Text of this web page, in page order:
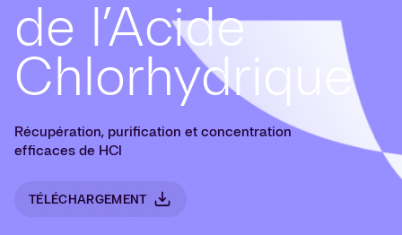
de l’Acide
Chlorhydrique
Récupération, purification et concentration
efficaces de HCl
TÉLÉCHARGEMENT